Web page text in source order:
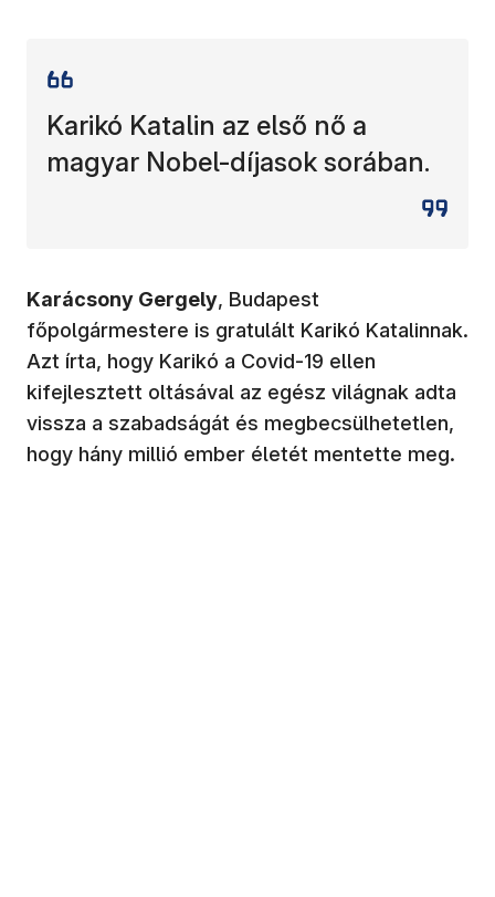
Karikó Katalin az első nő a
magyar Nobel-díjasok sorában.
Karácsony Gergely, Budapest
főpolgármestere is gratulált Karikó Katalinnak.
Azt írta, hogy Karikó a Covid-19 ellen
kifejlesztett oltásával az egész világnak adta
vissza a szabadságát és megbecsülhetetlen,
hogy hány millió ember életét mentette meg.